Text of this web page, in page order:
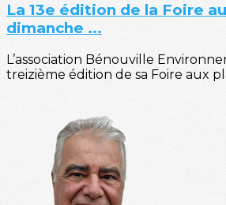
La 13e édition de la Foire
dimanche ...
L’association Bénouville
treizième édition de sa Foire aux